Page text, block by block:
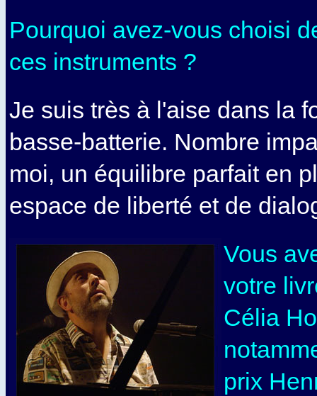
Pourquoi avez-vous choisi
ces instruments ?
Je suis très à l'aise dans la
basse-batterie. Nombre
moi, un équilibre parfait en
espace de liberté et de
Vous
votre
Célia
prix